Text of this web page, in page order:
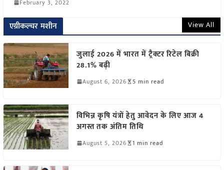
February 3, 2022
एग्रीकल्चर मशीन View All
जुलाई 2026 में भारत में ट्रैक्टर रिटेल बिक्री
28.1% बढ़ी
August 6, 2026 5 min read
विभिन्न कृषि यंत्रों हेतु आवेदन के लिए आज 4
अगस्त तक अंतिम तिथि
August 5, 2026 1 min read